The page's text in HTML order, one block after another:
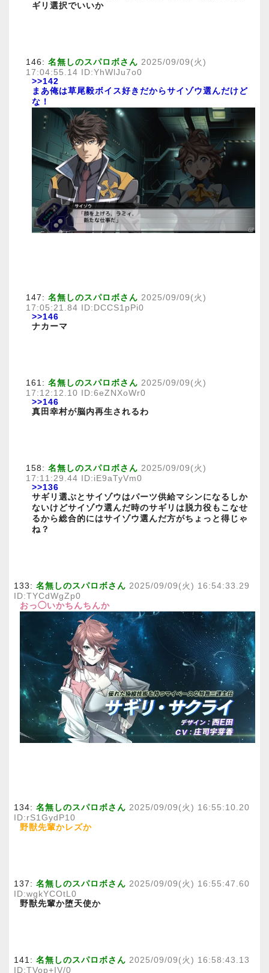
ギリ選択でいいか
146: 名無しのスパロボさん 2025/09/09(火)
17:04:55.14 ID:YhWlJu7o0
>>142
まあ俺は草尾毅ボイス好きだからサイゾウ選んだけど
な！
147: 名無しのスパロボさん 2025/09/09(火)
17:05:21.84 ID:DCCS1pPi0
>>146
ナカーマ
161: 名無しのスパロボさん 2025/09/09(火)
17:12:12.10 ID:6eZNXoWr0
>>146
真田幸村が脳内再生されるわ
158: 名無しのスパロボさん 2025/09/09(火)
17:11:29.44 ID:iE9aTyVm0
>>136
サギリ選ぶとサイゾウはパーツ供給マシンになるしか
ないけどサイゾウ選んだ時のサギリは脱力役もこなせ
るから総合的にはサイゾウ選んだ方がちょっと得じゃ
ね？
133: 名無しのスパロボさん 2025/09/09(火) 16:54:33.29
ID:TYCdWgZp0
おっ◯いかちんちんか
134: 名無しのスパロボさん 2025/09/09(火) 16:55:10.20
ID:rS1GydP10
野獣先輩かレズか
137: 名無しのスパロボさん 2025/09/09(火) 16:55:47.60
ID:wgkYCOtL0
野獣先輩か堕天使か
141: 名無しのスパロボさん 2025/09/09(火) 16:58:43.13
ID:TVop+IV/0